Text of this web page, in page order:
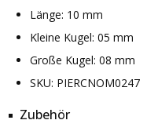
Länge: 10 mm
Kleine Kugel: 05 mm
Große Kugel: 08 mm
SKU: PIERCNOM0247
Zubehör